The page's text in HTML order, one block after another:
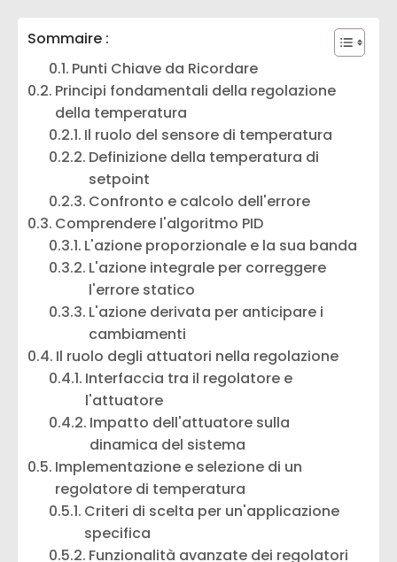
Sommaire :
Punti Chiave da Ricordare
Principi fondamentali della regolazione
della temperatura
Il ruolo del sensore di temperatura
Definizione della temperatura di
setpoint
Confronto e calcolo dell'errore
Comprendere l'algoritmo PID
L'azione proporzionale e la sua banda
L'azione integrale per correggere
l'errore statico
L'azione derivata per anticipare i
cambiamenti
Il ruolo degli attuatori nella regolazione
Interfaccia tra il regolatore e
l'attuatore
Impatto dell'attuatore sulla
dinamica del sistema
Implementazione e selezione di un
regolatore di temperatura
Criteri di scelta per un'applicazione
specifica
Funzionalità avanzate dei regolatori